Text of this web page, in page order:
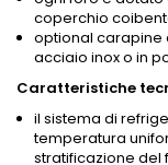
coperchio
optional carapine
acciaio inox o in
Caratteristiche
il sistema di
temperatura
stratificazione del